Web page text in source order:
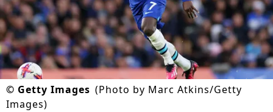
© Getty Images (Photo by Marc Atkins/Getty
Images)